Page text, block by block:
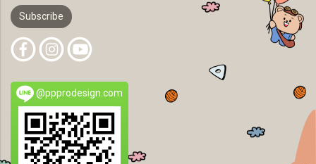
Subscribe
@ppprodesign.com